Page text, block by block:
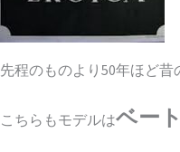
先程のものより50年ほど昔
こちらもモデルはベー